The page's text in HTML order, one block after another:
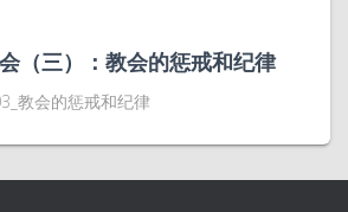
（三）：教会的惩戒和纪律
教会的惩戒和纪律